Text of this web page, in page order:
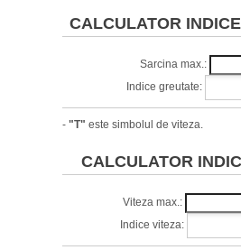
CALCULATOR INDICE
Sarcina max.:
Indice greutate:
- "T" este simbolul de viteza.
CALCULATOR
Viteza max.:
Indice viteza: